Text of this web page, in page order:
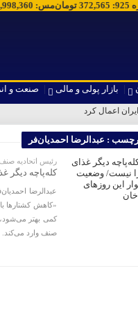
مس: 925
:
372,565 تومان
بازار پولی و مالی صنعت و
اعمال کرد
: عبدالرضا احمدیان‌فر
رئیس اتحادیه
کله‌پاچه دیگر
عبدالرضا
«کاهش کشتارها
کمی بهتر می‌شود،
صنف وارد می‌کند.